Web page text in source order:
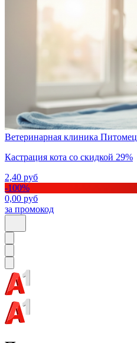
Ветеринарная клиника Питомец
Кастрация кота со скидкой 29%
2,40 руб
-100%
0,00 руб
за промокод